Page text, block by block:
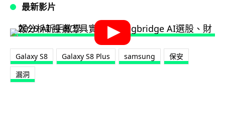
最新影片
Galaxy S8 Galaxy S8 Plus samsung
保安
漏洞